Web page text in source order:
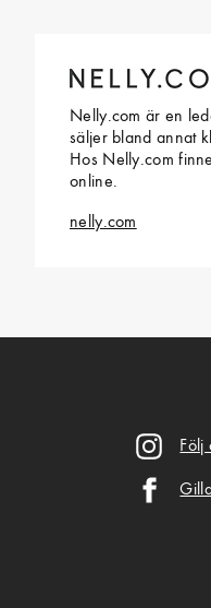
Nelly.com är en
säljer bland annat
Hos Nelly.com
online.
nelly.com
Följ